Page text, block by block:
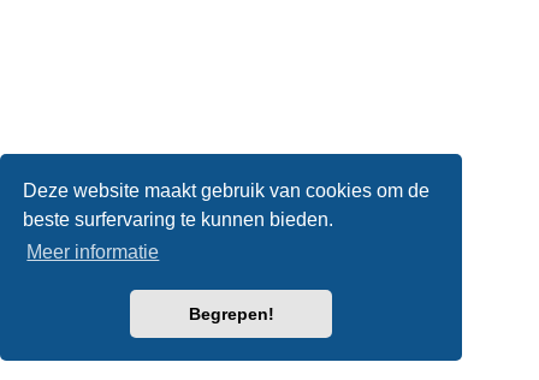
Deze website maakt gebruik van cookies om de
beste surfervaring te kunnen bieden.
Meer informatie
Begrepen!